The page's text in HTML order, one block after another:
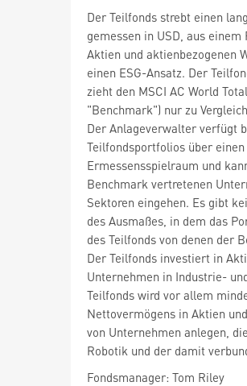
Der Teilfonds strebt einen
gemessen in USD, aus
Aktien und aktienbezogenen
einen ESG-Ansatz. Der
zieht den MSCI AC World
"Benchmark") nur zu
Der Anlageverwalter verfügt
Teilfondsportfolios über
Ermessensspielraum und
Benchmark vertretenen
Sektoren eingehen. Es gibt
des Ausmaßes, in dem das
des Teilfonds von denen der
Der Teilfonds investiert in
Unternehmen in Industrie-
Teilfonds wird vor allem
Nettovermögens in Aktien
von Unternehmen anlegen,
Robotik und der damit
Fondsmanager: Tom Riley